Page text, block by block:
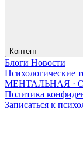
Контент
Блоги Новости
Психологические
МЕНТАЛЬНАЯ ·
Политика
Записаться к